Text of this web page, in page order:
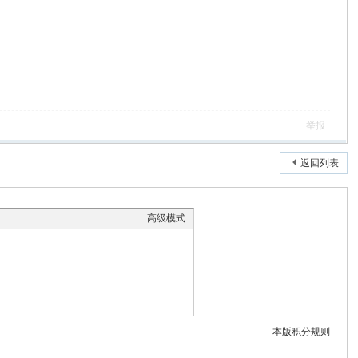
举报
返回列表
高级模式
本版积分规则